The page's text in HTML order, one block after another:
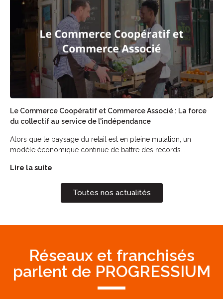
Le Commerce Coopératif et Commerce Associé : La force
du collectif au service de l'indépendance
Alors que le paysage du retail est en pleine mutation, un
modèle économique continue de battre des records...
Lire la suite
Toutes nos actualités
Réseaux et franchisés
parlent de PROGRESSIUM